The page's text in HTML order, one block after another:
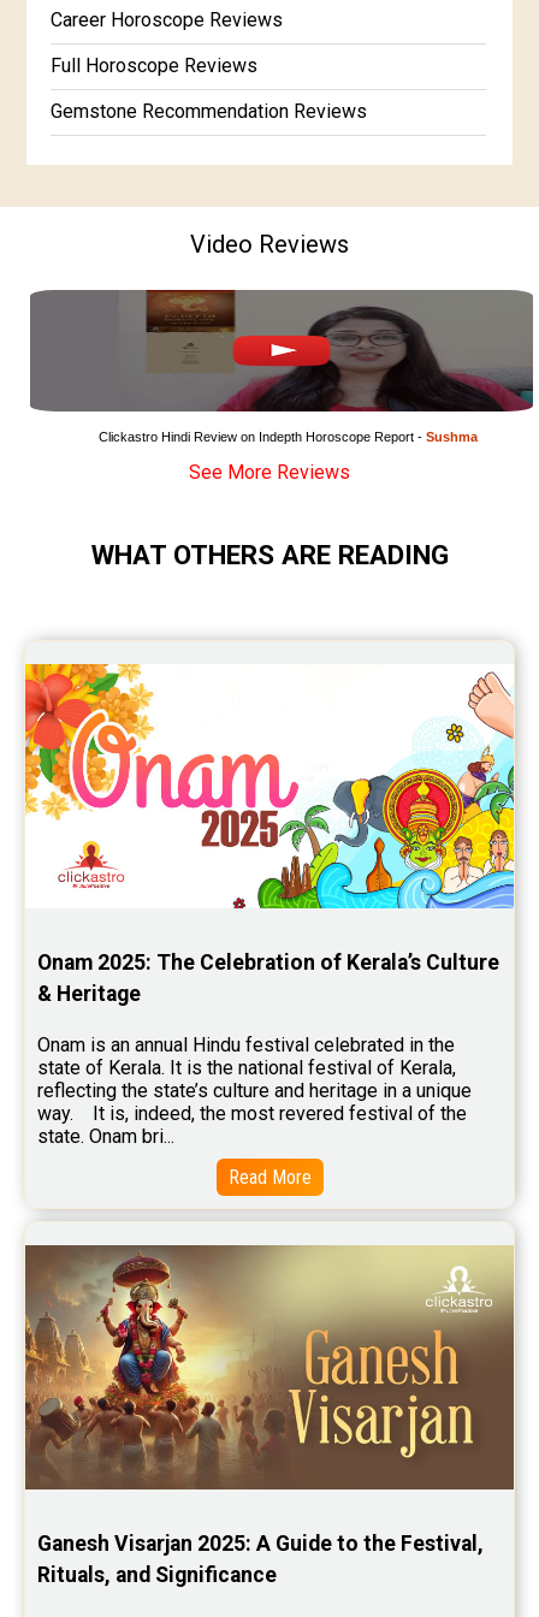
Free Horoscope Gujarati
Career Horoscope Reviews
Full Horoscope Reviews
Gemstone Recommendation Reviews
In-Depth Horoscope Reviews
Marriage Horoscope Reviews
Super Horoscope Reviews
Education Horoscope Reviews
Wealth Horoscope Reviews
Yearly Predictions Reviews
Monthly Predictions Reviews
Saturn Transit Predictions Reviews
Rahu Ketu Transit Predictions Reviews
Jupiter Transit Predictions Reviews
Free Horoscope Reviews
Free Horoscope Compatibility Reviews
Free Personal Horoscope Reviews
Free Career Horoscope Reviews
Free Wealth Horoscope Reviews
Free Star Horoscope Reviews
Baby Names Reviews
Free Chinese Horoscope Reviews
Free Chinese Compatibility Reviews
Free Feng Shui Reviews
Free Panchanga Predictions Reviews
Astrology Consultancy Reviews
Free Janam Kundali Reviews
Free Astrology Reviews
Free Tamil Jathagam Reviews
Video Reviews
Clickastro Hindi Review on Indepth Horoscope Report - Sushma
See More Reviews
WHAT OTHERS ARE READING
Onam 2025: The Celebration of Kerala’s Culture
& Heritage
Onam is an annual Hindu festival celebrated in the
state of Kerala. It is the national festival of Kerala,
reflecting the state’s culture and heritage in a unique
way.    It is, indeed, the most revered festival of the
state. Onam bri...
Read More
Ganesh Visarjan 2025: A Guide to the Festival,
Rituals, and Significance